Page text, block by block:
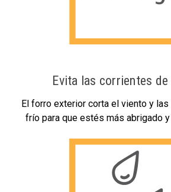
Evita las corrientes
El forro exterior corta el viento y
frío para que estés más abrigado